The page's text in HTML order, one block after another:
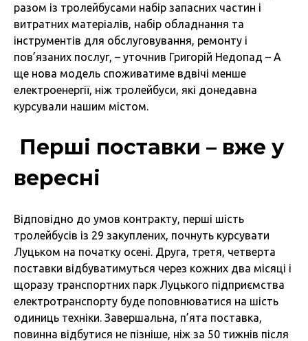
разом із тролейбусами набір запасних частин і
витратних матеріалів, набір обладнання та
інструментів для обслуговування, ремонту і
пов’язаних послуг, – уточнив Григорій Недопад – А
ще нова модель споживатиме вдвічі менше
електроенергії, ніж тролейбуси, які донедавна
курсували нашим містом.
Перші поставки – вже у
вересні
Відповідно до умов контракту, перші шість
тролейбусів із 29 закуплених, почнуть курсувати
Луцьком на початку осені. Друга, третя, четверта
поставки відбуватимуться через кожних два місяці і
щоразу транспортних парк Луцького підприємства
електротранспорту буде поповнюватися на шість
одиниць техніки. Завершальна, п’ята поставка,
повинна відбутися не пізніше, ніж за 50 тижнів після